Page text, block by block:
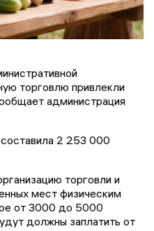
торговлю привлекли
администрация
2 253 000
торговли и
мест физическим
от 3000 до 5000
должны заплатить от